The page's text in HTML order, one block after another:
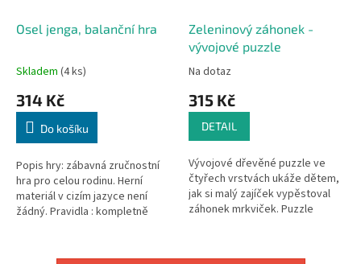
Osel jenga, balanční hra
Skladem (4 ks)
314 Kč
Do košíku
Popis hry: zábavná zručnostní
hra pro celou rodinu. Herní
materiál v cizím jazyce není
žádný. Pravidla : kompletně
Zeleninový záhonek -
vývojové puzzle
Na dotaz
315 Kč
DETAIL
Vývojové dřevěné puzzle ve
čtyřech vrstvách ukáže dětem,
jak si malý zajíček vypěstoval
záhonek mrkviček. Puzzle
začít...